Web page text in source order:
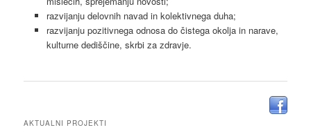
razvijanju delovnih navad in kolektivnega duha;
razvijanju pozitivnega odnosa do čistega okolja in narave,
kulturne dediščine, skrbi za zdravje.
AKTUALNI PROJEKTI